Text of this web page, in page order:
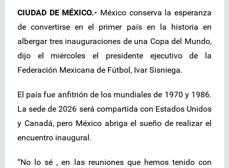
CIUDAD DE MÉXICO.- México conserva la esperanza
de convertirse en el primer país en la historia en
albergar tres inauguraciones de una Copa del Mundo,
dijo el miércoles el presidente ejecutivo de la
Federación Mexicana de Fútbol, Ivar Sisniega.
El país fue anfitrión de los mundiales de 1970 y 1986.
La sede de 2026 será compartida con Estados Unidos
y Canadá, pero México abriga el sueño de realizar el
encuentro inaugural.
“No lo sé , en las reuniones que hemos tenido con